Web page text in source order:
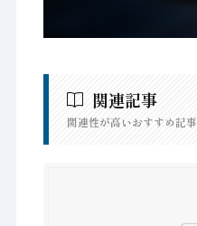
関連記事
関連性が高いおすすめ記事